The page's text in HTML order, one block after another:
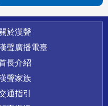
於漢聲
聲廣播電臺
長介紹
聲家族
通指引